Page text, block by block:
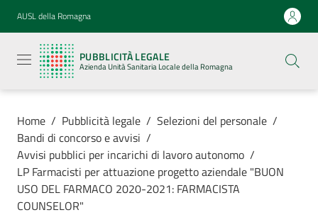
Vai al contenuto
Vai alla navigazione
Vai al footer
AUSL della Romagna
PUBBLICITÀ LEGALE
Azienda Unità Sanitaria Locale della Romagna
legale
Azienda
Unità
Locale della
Azienda
Home / Pubblicità legale / Selezioni del personale /
Bandi di concorso e avvisi /
Avvisi pubblici per incarichi di lavoro autonomo /
LP Farmacisti per attuazione progetto aziendale "BUON
USO DEL FARMACO 2020-2021: FARMACISTA
COUNSELOR"